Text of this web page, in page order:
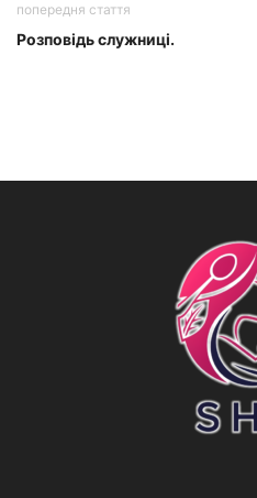
попередня стаття
Розповідь служниці.